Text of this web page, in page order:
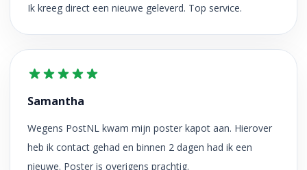
Ik kreeg direct een nieuwe geleverd. Top service.
Samantha
Wegens PostNL kwam mijn poster kapot aan. Hierover
heb ik contact gehad en binnen 2 dagen had ik een
nieuwe. Poster is overigens prachtig.